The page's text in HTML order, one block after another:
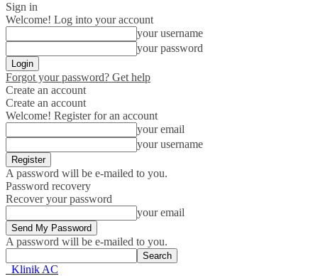
Sign in
Welcome! Log into your account
your username
your password
Forgot your password? Get help
Create an account
Create an account
Welcome! Register for an account
your email
your username
A password will be e-mailed to you.
Password recovery
Recover your password
your email
A password will be e-mailed to you.
Klinik AC